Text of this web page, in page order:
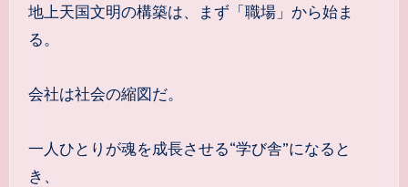
地上天国文明の構築は、まず「職場」から始ま
る。
会社は社会の縮図だ。
一人ひとりが魂を成長させる“学び舎”になると
き、